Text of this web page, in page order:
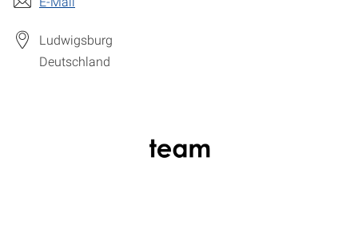
Ludwigsburg
Deutschland